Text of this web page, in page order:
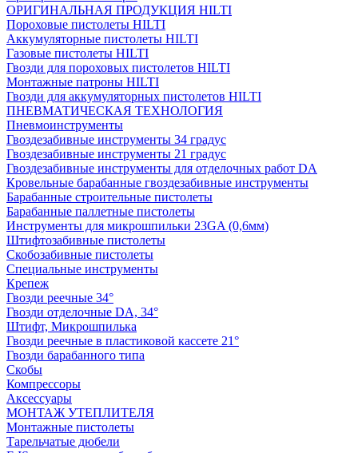
ОРИГИНАЛЬНАЯ ПРОДУКЦИЯ HILTI
Пороховые пистолеты HILTI
Аккумуляторные пистолеты HILTI
Газовые пистолеты HILTI
Гвозди для пороховых пистолетов HILTI
Монтажные патроны HILTI
Гвозди для аккумуляторных пистолетов HILTI
ПНЕВМАТИЧЕСКАЯ ТЕХНОЛОГИЯ
Пневмоинструменты
Гвоздезабивные инструменты 34 градус
Гвоздезабивные инструменты 21 градус
Гвоздезабивные инструменты для отделочных работ DA
Кровельные барабанные гвоздезабивные инструменты
Барабанные строительные пистолеты
Барабанные паллетные пистолеты
Инструменты для микрошпильки 23GA (0,6мм)
Штифтозабивные пистолеты
Скобозабивные пистолеты
Специальные инструменты
Крепеж
Гвозди реечные 34°
Гвозди отделочные DA, 34°
Штифт, Микрошпилька
Гвозди реечные в пластиковой кассете 21°
Гвозди барабанного типа
Скобы
Компрессоры
Аксессуары
МОНТАЖ УТЕПЛИТЕЛЯ
Монтажные пистолеты
Тарельчатые дюбели